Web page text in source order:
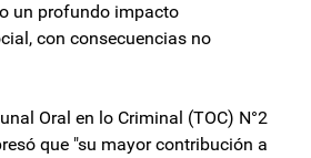
un profundo impacto
con consecuencias no
Oral en lo Criminal (TOC) N°2
que "su mayor contribución a